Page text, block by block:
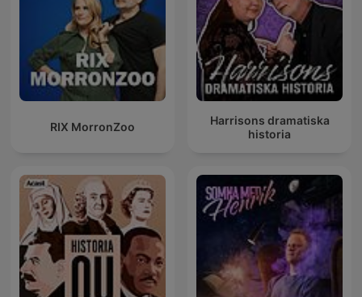
RIX MorronZoo
Harrisons dramatiska
historia